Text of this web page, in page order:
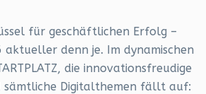
für geschäftlichen Erfolg –
aktueller denn je. Im dynamischen
die innovationsfreudige
sämtliche Digitalthemen fällt auf: